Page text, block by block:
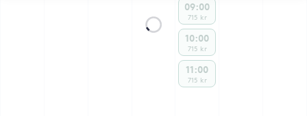
09:00
715 kr
10:00
715 kr
11:00
715 kr